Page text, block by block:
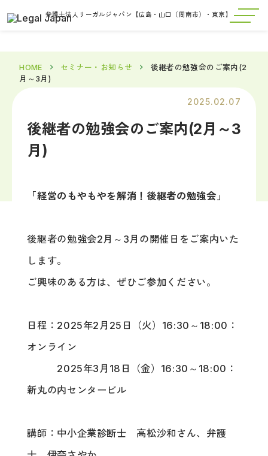
弁護士法人リーガルジャパン【広島・山口（周南市）・東京】
HOME セミナー・お知らせ
後継者の勉強会のご案内(2
月～3月)
2025.02.07
後継者の勉強会のご案内(2月～3
月)
「経営のもやもやを解消！後継者の勉強会」
後継者の勉強会2月～3月の開催日をご案内いた
します。
ご興味のある方は、ぜひご参加ください。
日程：2025年2月25日（火）16:30～18:00：
オンライン
2025年3月18日（金）16:30～18:00：
新丸の内センタービル
講師：中小企業診断士 高松沙和さん、弁護